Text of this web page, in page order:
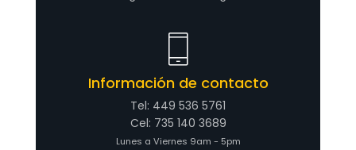
Información de contacto
Tel: 449 536 5761
Cel: 735 140 3689
Lunes a Viernes 9am - 5pm